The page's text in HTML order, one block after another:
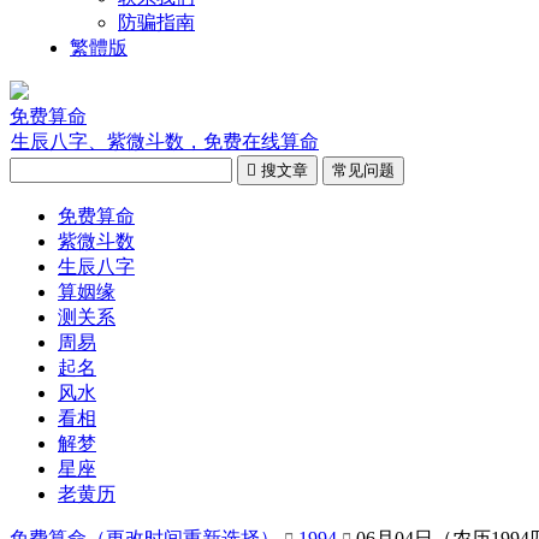
防骗指南
繁體版
免费算命
生辰八字、紫微斗数，免费在线算命
 搜文章 常见问题
免费算命
紫微斗数
生辰八字
算姻缘
测关系
周易
起名
风水
看相
解梦
星座
老黄历